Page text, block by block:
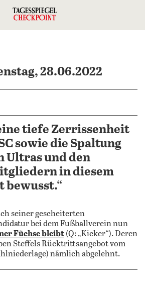
28.06.2022
tiefe Zerrissenheit
sowie die Spaltung
Ultras und den
in diesem
bewusst.“
seiner gescheiterten
bei dem Fußballverein nun
Füchse bleibt (Q: „Kicker“). Deren
Steffels Rücktrittsangebot vom
nämlich abgelehnt.